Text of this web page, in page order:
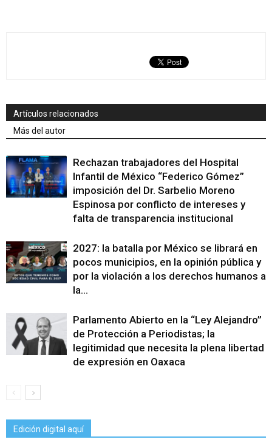
Artículos relacionados
Más del autor
Rechazan trabajadores del Hospital
Infantil de México “Federico Gómez”
imposición del Dr. Sarbelio Moreno
Espinosa por conflicto de intereses y
falta de transparencia institucional
2027: la batalla por México se librará en
pocos municipios, en la opinión pública y
por la violación a los derechos humanos a
la...
Parlamento Abierto en la “Ley Alejandro”
de Protección a Periodistas; la
legitimidad que necesita la plena libertad
de expresión en Oaxaca
Edición digital aquí